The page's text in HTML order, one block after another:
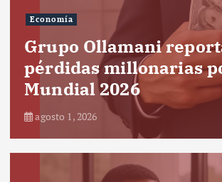
Economía
Grupo Ollamani
pérdidas millonarias
Mundial 2026
agosto 1, 2026